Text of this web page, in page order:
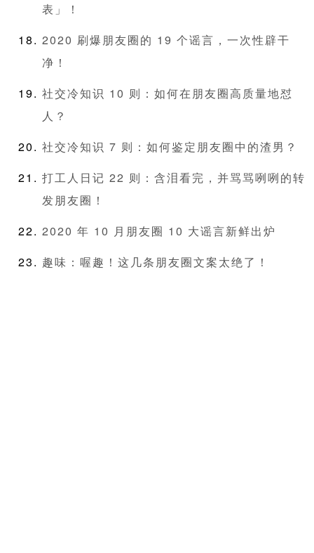
表」！
2020 刷爆朋友圈的 19 个谣言，一次性辟干
净！
社交冷知识 10 则：如何在朋友圈高质量地怼
人？
社交冷知识 7 则：如何鉴定朋友圈中的渣男？
打工人日记 22 则：含泪看完，并骂骂咧咧的转
发朋友圈！
2020 年 10 月朋友圈 10 大谣言新鲜出炉
趣味：喔趣！这几条朋友圈文案太绝了！ ​​​